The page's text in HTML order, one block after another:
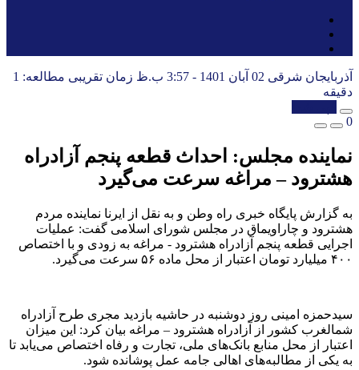
آذربایجان شرقی 02 آبان 1401 - 3:57 ب.ظ
زمان تقریبی مطالعه: 1
دقیقه
0
نماینده مجلس: احداث قطعه پنجم آزادراه
هشترود – مراغه سرعت می‌گیرد
به گزارش پایگاه خبری راه وطن و به نقل از ایرنا نماینده مردم
هشترود و چاراویماق در مجلس شورای اسلامی گفت: عملیات
اجرایی قطعه‌ پنجم آزادراه هشترود - مراغه به زودی و با اختصاص
۴۰۰ میلیارد تومان اعتبار از محل ماده ۵۶ سرعت می‌گیرد.
سیدحمزه امینی روز دوشنبه در حاشیه بازدید مجری طرح آزادراه
شمالغرب کشور از آزادراه هشترود – مراغه بیان کرد: این میزان
اعتبار از محل منابع بانک‌های ملی، تجارت و رفاه اختصاص می‌یابد تا
به یکی از مطالبه‌های اهالی جامه عمل پوشانده شود.